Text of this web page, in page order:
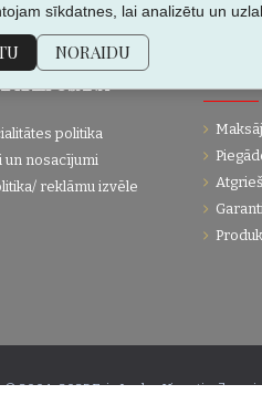
politika
un nosacījumi
reklāmu izvēle
© 2004-2025 Eric Lasko. Visas tiesības
sīkdatnes, lai analizētu un
NORAIDU